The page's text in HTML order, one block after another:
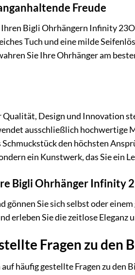
Freude
Ihren Bigli Ohrhängern Infinity
Tuch und eine milde
Sie Ihre Ohrhänger am
Design und Innovation
ausschließlich hochwertige
Schmuckstück den höchsten
ein Kunstwerk, das Sie ein
Bigli Ohrhänger Infinity
gönnen Sie sich selbst oder
erleben Sie die zeitlose
Fragen zu
häufig gestellte Fragen zu den